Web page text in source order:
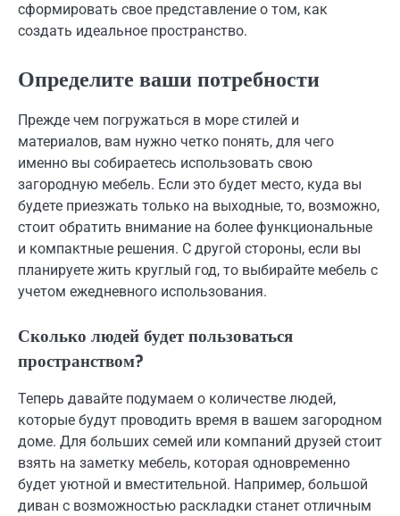
сформировать свое представление о том, как
создать идеальное пространство.
Определите ваши потребности
Прежде чем погружаться в море стилей и
материалов, вам нужно четко понять, для чего
именно вы собираетесь использовать свою
загородную мебель. Если это будет место, куда вы
будете приезжать только на выходные, то, возможно,
стоит обратить внимание на более функциональные
и компактные решения. С другой стороны, если вы
планируете жить круглый год, то выбирайте мебель с
учетом ежедневного использования.
Сколько людей будет пользоваться
пространством?
Теперь давайте подумаем о количестве людей,
которые будут проводить время в вашем загородном
доме. Для больших семей или компаний друзей стоит
взять на заметку мебель, которая одновременно
будет уютной и вместительной. Например, большой
диван с возможностью раскладки станет отличным